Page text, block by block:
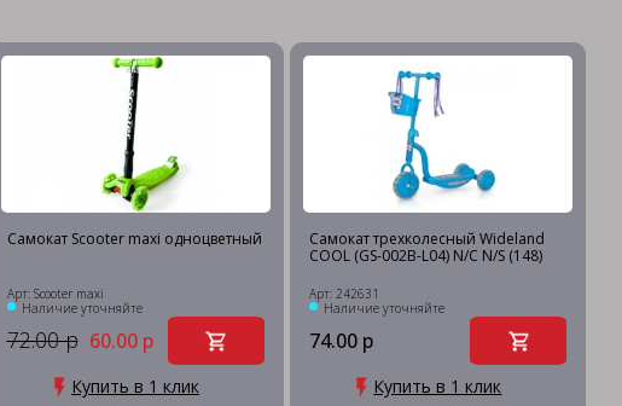
Самокат Scooter maxi одноцветный
Арт: Scooter maxi
Наличие уточняйте
72.00 р 60.00 р
Купить в 1 клик
Самокат трехколесный Wideland
COOL (GS-002B-L04) N/C N/S (148)
Арт: 242631
Наличие уточняйте
74.00 р
Купить в 1 клик